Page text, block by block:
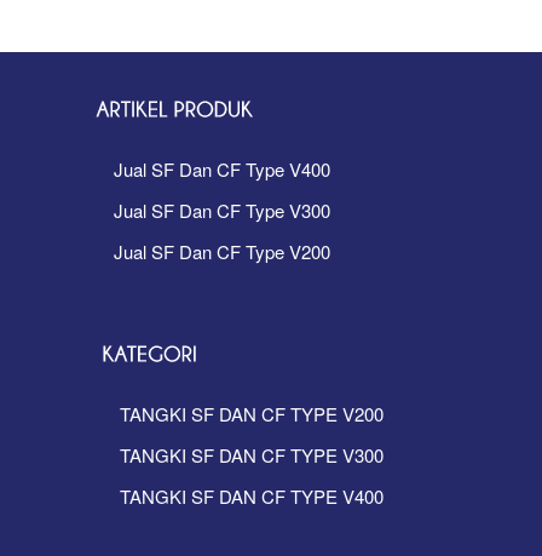
Jual SF Dan CF Type V400
Jual SF Dan CF Type V300
Jual SF Dan CF Type V200
TANGKI SF DAN CF TYPE V200
TANGKI SF DAN CF TYPE V300
TANGKI SF DAN CF TYPE V400